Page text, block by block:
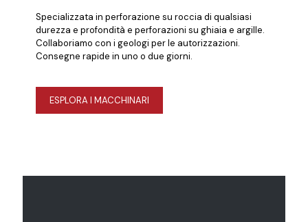
Specializzata in perforazione su roccia di qualsiasi
durezza e profondità e perforazioni su ghiaia e argille.
Collaboriamo con i geologi per le autorizzazioni.
Consegne rapide in uno o due giorni.
ESPLORA I MACCHINARI